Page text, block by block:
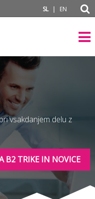
SL | EN
vsakdanjem delu z
B2 TRIKE IN NOVICE